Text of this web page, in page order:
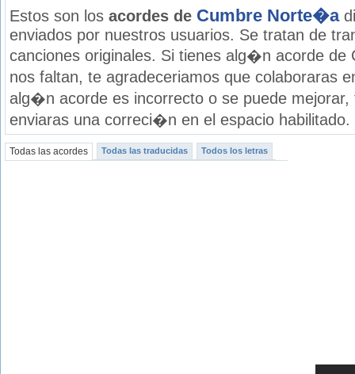
Estos son los acordes de Cumbre Norte�a
enviados por nuestros usuarios. Se tratan de
canciones originales. Si tienes alg�n acorde
nos faltan, te agradeceriamos que colaboraras
alg�n acorde es incorrecto o se puede
enviaras una correci�n en el espacio habilitado.
Todas las acordes Todas las traducidas Todos los letras